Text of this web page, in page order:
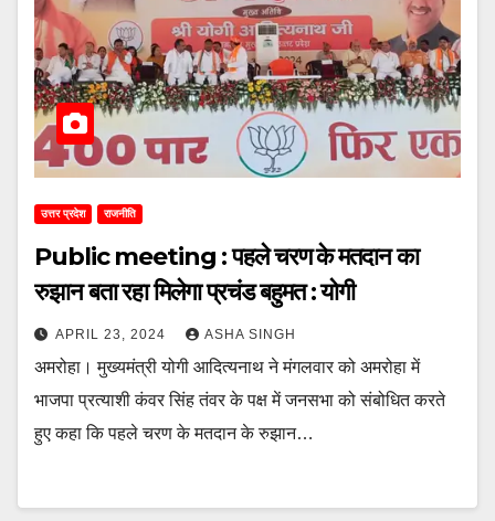
उत्तर प्रदेश राजनीति
Public meeting : पहले चरण के मतदान का
रुझान बता रहा मिलेगा प्रचंड बहुमत : योगी
APRIL 23, 2024 ASHA SINGH
अमरोहा। मुख्यमंत्री योगी आदित्यनाथ ने मंगलवार को अमरोहा में
भाजपा प्रत्याशी कंवर सिंह तंवर के पक्ष में जनसभा को संबोधित करते
हुए कहा कि पहले चरण के मतदान के रुझान…